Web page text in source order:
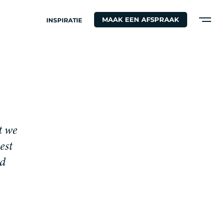
INSPIRATIE MAAK EEN AFSPRAAK
we
est
d